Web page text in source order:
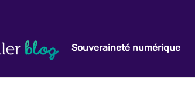
Souveraineté numérique